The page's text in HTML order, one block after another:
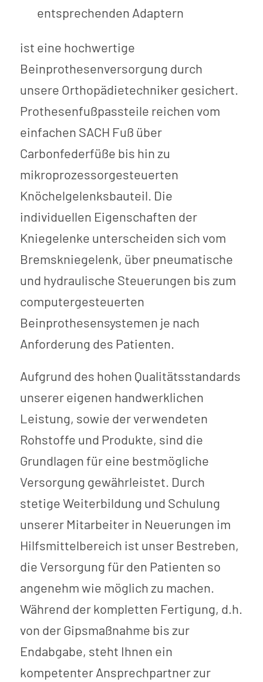
entsprechenden Adaptern
ist eine hochwertige
Beinprothesenversorgung durch
unsere Orthopädietechniker gesichert.
Prothesenfußpassteile reichen vom
einfachen SACH Fuß über
Carbonfederfüße bis hin zu
mikroprozessorgesteuerten
Knöchelgelenksbauteil. Die
individuellen Eigenschaften der
Kniegelenke unterscheiden sich vom
Bremskniegelenk, über pneumatische
und hydraulische Steuerungen bis zum
computergesteuerten
Beinprothesensystemen je nach
Anforderung des Patienten.
Aufgrund des hohen Qualitätsstandards
unserer eigenen handwerklichen
Leistung, sowie der verwendeten
Rohstoffe und Produkte, sind die
Grundlagen für eine bestmögliche
Versorgung gewährleistet. Durch
stetige Weiterbildung und Schulung
unserer Mitarbeiter in Neuerungen im
Hilfsmittelbereich ist unser Bestreben,
die Versorgung für den Patienten so
angenehm wie möglich zu machen.
Während der kompletten Fertigung, d.h.
von der Gipsmaßnahme bis zur
Endabgabe, steht Ihnen ein
kompetenter Ansprechpartner zur